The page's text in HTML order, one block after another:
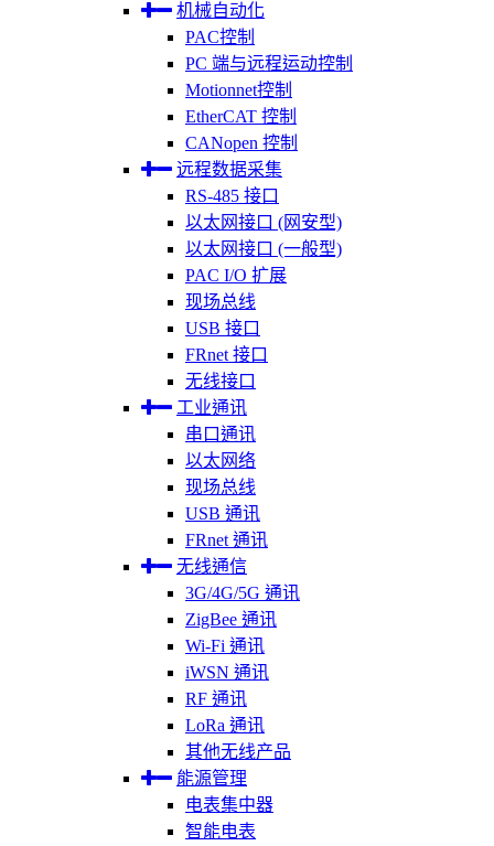
机械自动化
PAC控制
PC 端与远程运动控制
Motionnet控制
EtherCAT 控制
CANopen 控制
远程数据采集
RS-485 接口
以太网接口 (网安型)
以太网接口 (一般型)
PAC I/O 扩展
现场总线
USB 接口
FRnet 接口
无线接口
工业通讯
串口通讯
以太网络
现场总线
USB 通讯
FRnet 通讯
无线通信
3G/4G/5G 通讯
ZigBee 通讯
Wi-Fi 通讯
iWSN 通讯
RF 通讯
LoRa 通讯
其他无线产品
能源管理
电表集中器
智能电表